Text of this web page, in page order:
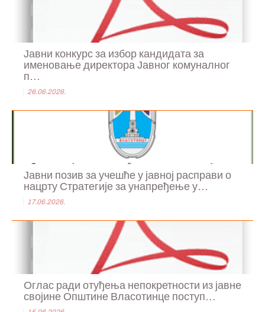
Јавни конкурс за избор кандидата за
именовање директора Јавног комуналног
п...
26.06.2026.
Јавни позив за учешће у јавној расправи о
нацрту Стратегије за унапређење у...
17.06.2026.
Оглас ради отуђења непокретности из јавне
својине Општине Власотинце поступ...